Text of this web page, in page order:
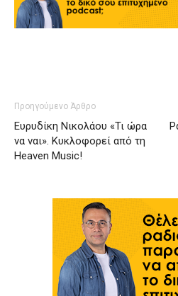
Προηγούμενο Άρθρο
Ευρυδίκη Νικολάου «Τι ώρα
να ναι». Kυκλοφορεί από τη
Heaven Music!